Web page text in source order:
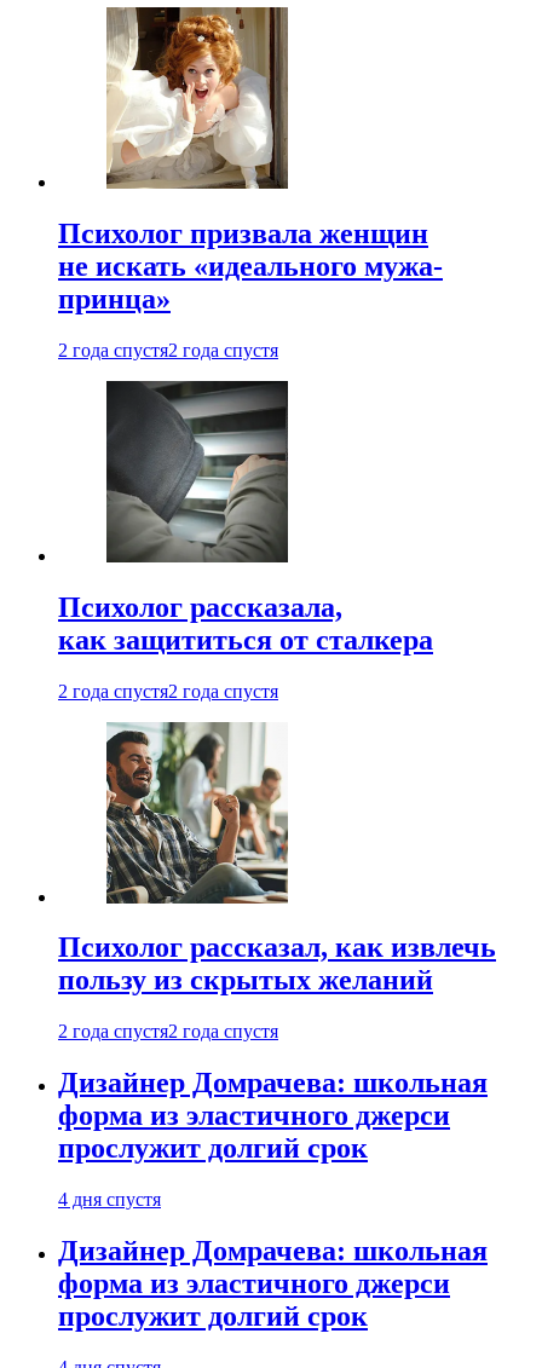
Психолог призвала женщин
не искать «идеального мужа-
принца»
2 года спустя2 года спустя
Психолог рассказала,
как защититься от сталкера
2 года спустя2 года спустя
Психолог рассказал, как извлечь
пользу из скрытых желаний
2 года спустя2 года спустя
Дизайнер Домрачева: школьная
форма из эластичного джерси
прослужит долгий срок
4 дня спустя
Дизайнер Домрачева: школьная
форма из эластичного джерси
прослужит долгий срок